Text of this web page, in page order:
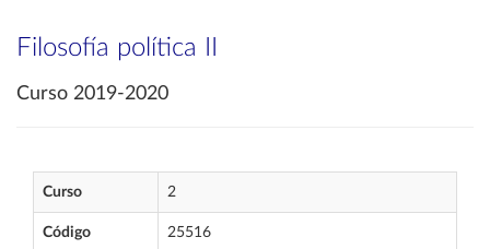
Filosofía política II
Curso 2019-2020
Curso 2
Código 25516